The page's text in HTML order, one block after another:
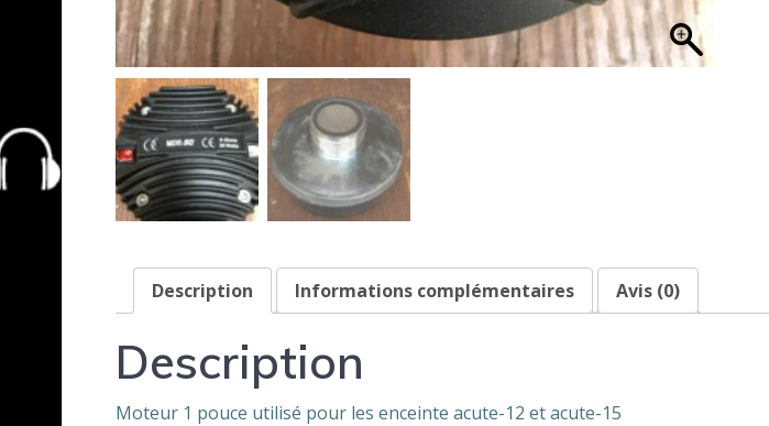
Description Informations complémentaires Avis (0)
Description
Moteur 1 pouce utilisé pour les enceinte acute-12 et acute-15